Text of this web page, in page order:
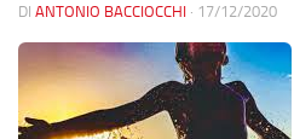
DI ANTONIO BACCIOCCHI · 17/12/2020